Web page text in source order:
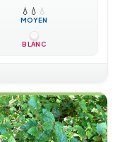
💧 💧 💧
MOYEN
BLANC